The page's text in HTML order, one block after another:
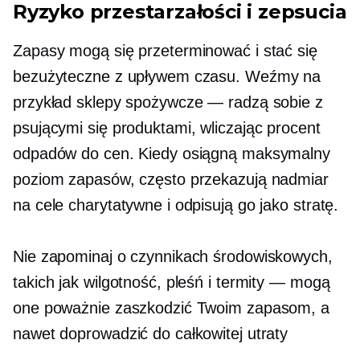
Ryzyko przestarzałości i zepsucia
Zapasy mogą się przeterminować i stać się
bezużyteczne z upływem czasu. Weźmy na
przykład sklepy spożywcze — radzą sobie z
psującymi się produktami, wliczając procent
odpadów do cen. Kiedy osiągną maksymalny
poziom zapasów, często przekazują nadmiar
na cele charytatywne i odpisują go jako stratę.
Nie zapominaj o czynnikach środowiskowych,
takich jak wilgotność, pleśń i termity — mogą
one poważnie zaszkodzić Twoim zapasom, a
nawet doprowadzić do całkowitej utraty